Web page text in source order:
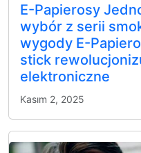
E-Papierosy
wybór z serii
wygody E-
stick
elektroniczne
Kasım 2, 2025